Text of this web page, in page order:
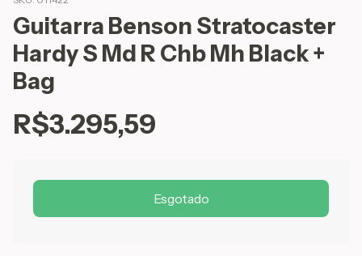
Guitarra Benson Stratocaster
Hardy S Md R Chb Mh Black +
Bag
R$3.295,59